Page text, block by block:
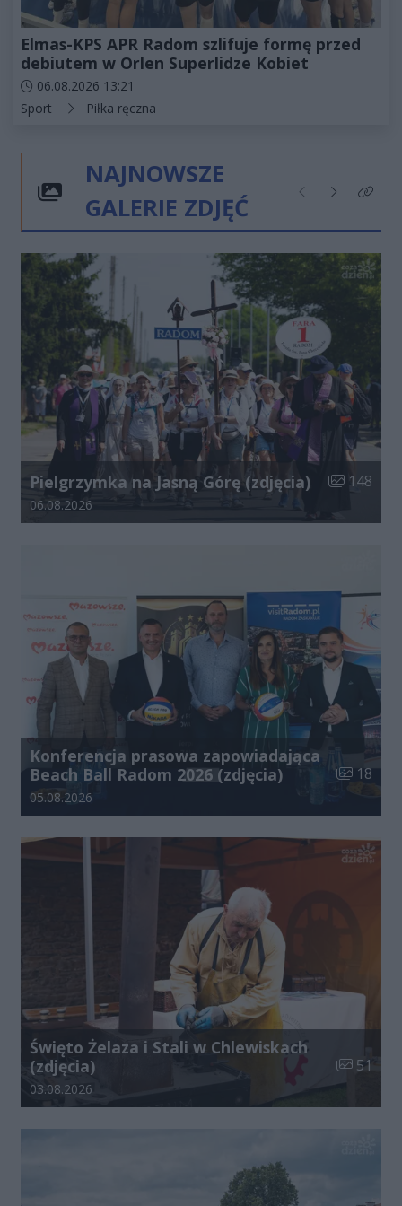
Elmas-KPS APR Radom szlifuje formę przed
debiutem w Orlen Superlidze Kobiet
Data dodania artykułu:
06.08.2026 13:21
Kategorie artykułu:
Sport Piłka ręczna
NAJNOWSZE
GALERIE ZDJĘĆ
Poprzednie
NastępneKliknij
Pielgrzymka na Jasną Górę (zdjęcia) Liczba
148
Data dodania galerii:
06.08.2026
Konferencja prasowa zapowiadająca
Beach Ball Radom 2026 (zdjęcia)
Liczba
18
Data dodania galerii:
05.08.2026
Święto Żelaza i Stali w Chlewiskach
(zdjęcia)
Liczba
51
Data dodania galerii:
03.08.2026